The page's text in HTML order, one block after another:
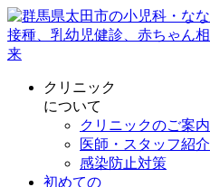
クリニック
について
クリニックのご案内
医師・スタッフ紹介
感染防止対策
初めての